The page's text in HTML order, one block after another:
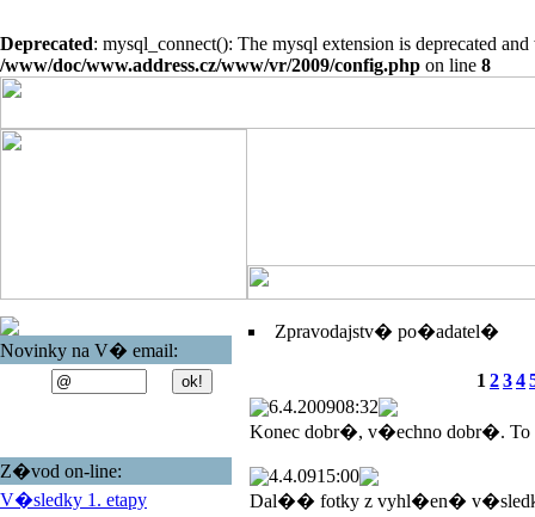
Deprecated: mysql_connect(): The mysql extension is deprecated
/www/doc/www.address.cz/www/vr/2009/config.php on line 8
Novinky na V� email:
Z�vod on-line:
V�sledky 1. etapy
Zpravodajstv� po�adatel�
1 234
6.4.200908:32
Konec dobr�, v�echno dobr�.
4.4.0915:00
Dal�� fotky z vyhl�en�